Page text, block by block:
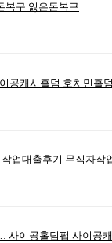
복구 잃은돈복구
공캐시홀덤 호치민홀
업대출후기 무직자작
사이공홀덤펍 사이공